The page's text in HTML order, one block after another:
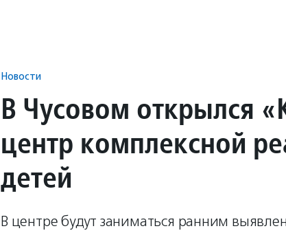
Новости
В Чусовом открылся
центр комплексной
детей
В центре будут заниматься ранним